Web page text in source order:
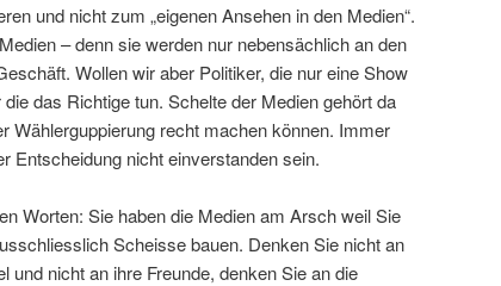
und nicht zum „eigenen Ansehen in den Medien“.
– denn sie werden nur nebensächlich an den
Wollen wir aber Politiker, die nur eine Show
das Richtige tun. Schelte der Medien gehört da
Wählerguppierung recht machen können. Immer
Entscheidung nicht einverstanden sein.
Worten: Sie haben die Medien am Arsch weil Sie
Scheisse bauen. Denken Sie nicht an
und nicht an ihre Freunde, denken Sie an die